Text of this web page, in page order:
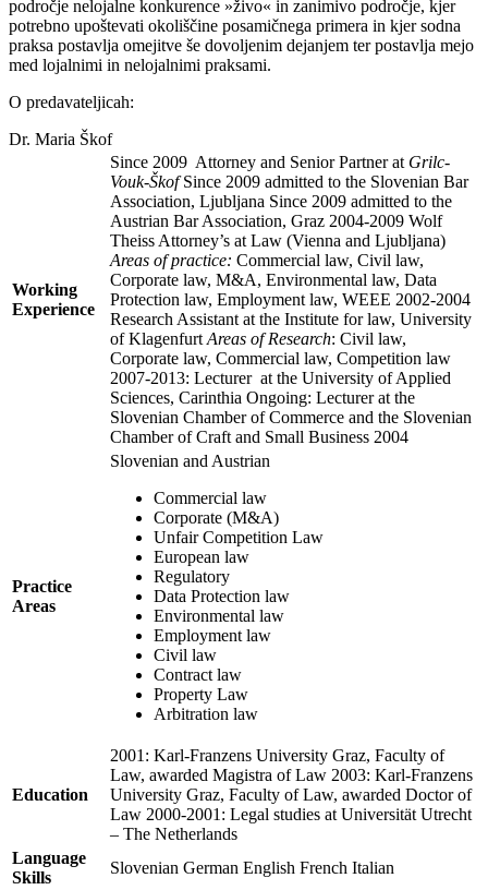
področje nelojalne konkurence »živo« in zanimivo področje, kjer
potrebno upoštevati okoliščine posamičnega primera in kjer sodna
praksa postavlja omejitve še dovoljenim dejanjem ter postavlja mejo
med lojalnimi in nelojalnimi praksami.
O predavateljicah:
Dr. Maria Škof
Working
Experience
Since 2009 Attorney and Senior Partner at Grilc-
Vouk-ŠkofSince 2009 admitted to the Slovenian Bar
Association, Ljubljana Since 2009 admitted to the
Austrian Bar Association, Graz 2004-2009 Wolf
Theiss Attorney’s at Law (Vienna and Ljubljana)
Areas of practice: Commercial law, Civil law,
Corporate law, M&A, Environmental law, Data
Protection law, Employment law, WEEE 2002-2004
Research Assistant at the Institute for law, University
of Klagenfurt Areas of Research: Civil law,
Corporate law, Commercial law, Competition law
2007-2013: Lecturer at the University of Applied
Sciences, Carinthia Ongoing: Lecturer at the
Slovenian Chamber of Commerce and the Slovenian
Chamber of Craft and Small Business 2004
Practice
Areas
Slovenian and Austrian
Commercial law
Corporate (M&A)
Unfair Competition Law
European law
Regulatory
Data Protection law
Environmental law
Employment law
Civil law
Contract law
Property Law
Arbitration law
Education
2001: Karl-Franzens University Graz, Faculty of
Law, awarded Magistra of Law 2003: Karl-Franzens
University Graz, Faculty of Law, awarded Doctor of
Law 2000-2001: Legal studies at Universität Utrecht
– The Netherlands
Language
Skills
Slovenian German English French Italian